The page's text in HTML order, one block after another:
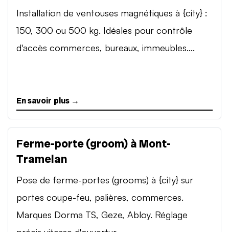
Installation de ventouses magnétiques à {city} :
150, 300 ou 500 kg. Idéales pour contrôle
d'accès commerces, bureaux, immeubles....
En savoir plus →
Ferme-porte (groom) à Mont-
Tramelan
Pose de ferme-portes (grooms) à {city} sur
portes coupe-feu, palières, commerces.
Marques Dorma TS, Geze, Abloy. Réglage